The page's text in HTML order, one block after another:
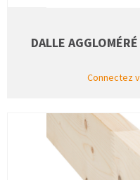
DALLE
Connectez